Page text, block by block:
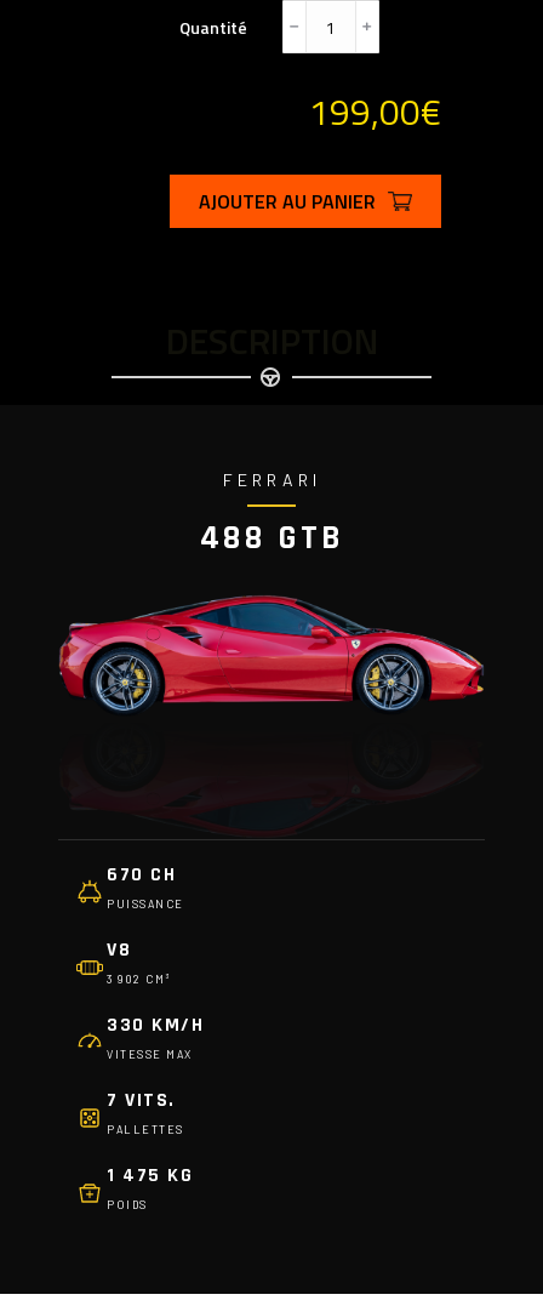
Quantité ﹣ ﹢
199,00€
AJOUTER AU PANIER
FERRARI
488 GTB
670 CH
PUISSANCE
V8
3 902 CM³
330 KM/H
VITESSE MAX
7 VITS.
PALLETTES
1 475 KG
POIDS